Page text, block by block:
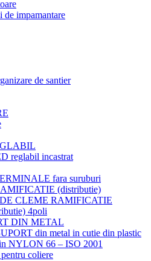
de impamantare
de santier
reglabil incastrat
fara suruburi
(distributie)
CLEME RAMIFICATIE
4poli
DIN METAL
din metal in cutie din plastic
NYLON 66 – ISO 2001
coliere